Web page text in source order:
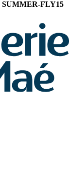
SUMMER-FLY15